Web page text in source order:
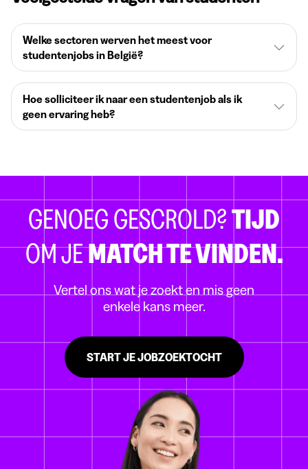
Welke sectoren werven het meest voor
studentenjobs in België?
Hoe solliciteer ik naar een studentenjob als ik
geen ervaring heb?
GENOEG GESCROLD?TIJD
OM JEMATCH TE VINDEN.
Vertel ons wat je zoekt en mis geen
enkele kans meer.
START JE JOBZOEKTOCHT